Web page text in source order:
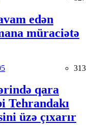
edən
müraciətə
313
qara
Tehrandakı
üzə çıxarır